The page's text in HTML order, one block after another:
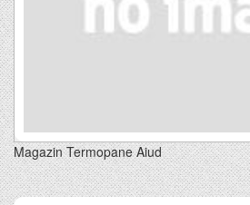
Magazin Termopane Aiud